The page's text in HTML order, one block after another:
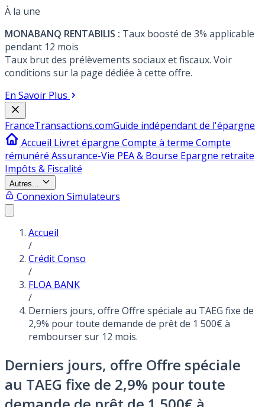
À la une
MONABANQ RENTABILIS : Taux boosté de 3% applicable
pendant 12 mois
Taux brut des prélèvements sociaux et fiscaux. Voir
conditions sur la page dédiée à cette offre.
En Savoir Plus
FranceTransactions.comGuide indépendant de l'épargne
Accueil Livret épargne Compte à terme Compte
rémunéré Assurance-Vie PEA & Bourse Epargne retraite
Impôts & Fiscalité
Autres...
Connexion Simulateurs
Accueil
/
Crédit Conso
/
FLOA BANK
/
Derniers jours, offre Offre spéciale au TAEG fixe de
2,9% pour toute demande de prêt de 1 500€ à
rembourser sur 12 mois.
Derniers jours, offre Offre spéciale
au TAEG fixe de 2,9% pour toute